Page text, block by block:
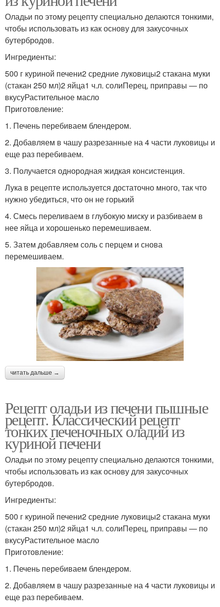
Оладьи по этому рецепту специально делаются тонкими,
чтобы использовать из как основу для закусочных
бутербродов.
Ингредиенты:
500 г куриной печени2 средние луковицы2 стакана муки
(стакан 250 мл)2 яйца1 ч.л. солиПерец, приправы — по
вкусуРастительное масло
Приготовление:
1. Печень перебиваем блендером.
2. Добавляем в чашу разрезанные на 4 части луковицы и
еще раз перебиваем.
3. Получается однородная жидкая консистенция.
Лука в рецепте используется достаточно много, так что
нужно убедиться, что он не горький
4. Смесь переливаем в глубокую миску и разбиваем в
нее яйца и хорошенько перемешиваем.
5. Затем добавляем соль с перцем и снова
перемешиваем.
читать дальше →
Рецепт оладьи из печени пышные
рецепт. Классический рецепт
тонких печеночных оладий из
куриной печени
Оладьи по этому рецепту специально делаются тонкими,
чтобы использовать из как основу для закусочных
бутербродов.
Ингредиенты:
500 г куриной печени2 средние луковицы2 стакана муки
(стакан 250 мл)2 яйца1 ч.л. солиПерец, приправы — по
вкусуРастительное масло
Приготовление:
1. Печень перебиваем блендером.
2. Добавляем в чашу разрезанные на 4 части луковицы и
еще раз перебиваем.